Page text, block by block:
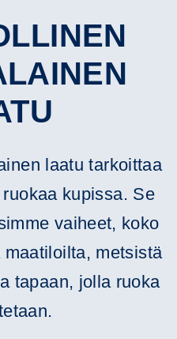
laatu tarkoittaa
kupissa. Se
vaiheet, koko
metsistä
tapaan, jolla ruoka